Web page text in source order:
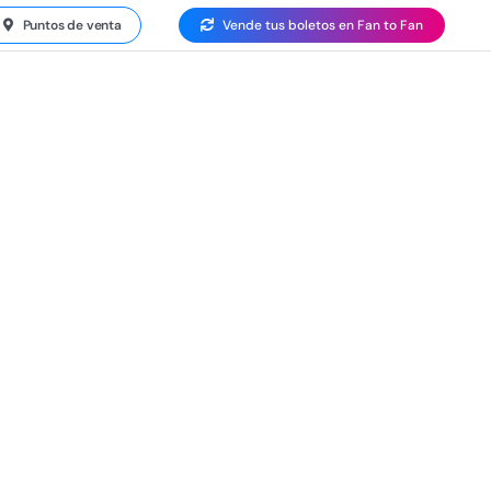
Puntos de venta Vende tus boletos en Fan to Fan